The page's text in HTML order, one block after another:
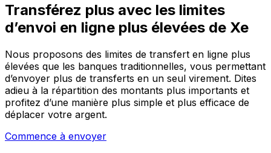
Transférez plus avec les limites
d’envoi en ligne plus élevées de Xe
Nous proposons des limites de transfert en ligne plus
élevées que les banques traditionnelles, vous permettant
d’envoyer plus de transferts en un seul virement. Dites
adieu à la répartition des montants plus importants et
profitez d’une manière plus simple et plus efficace de
déplacer votre argent.
Commence à envoyer